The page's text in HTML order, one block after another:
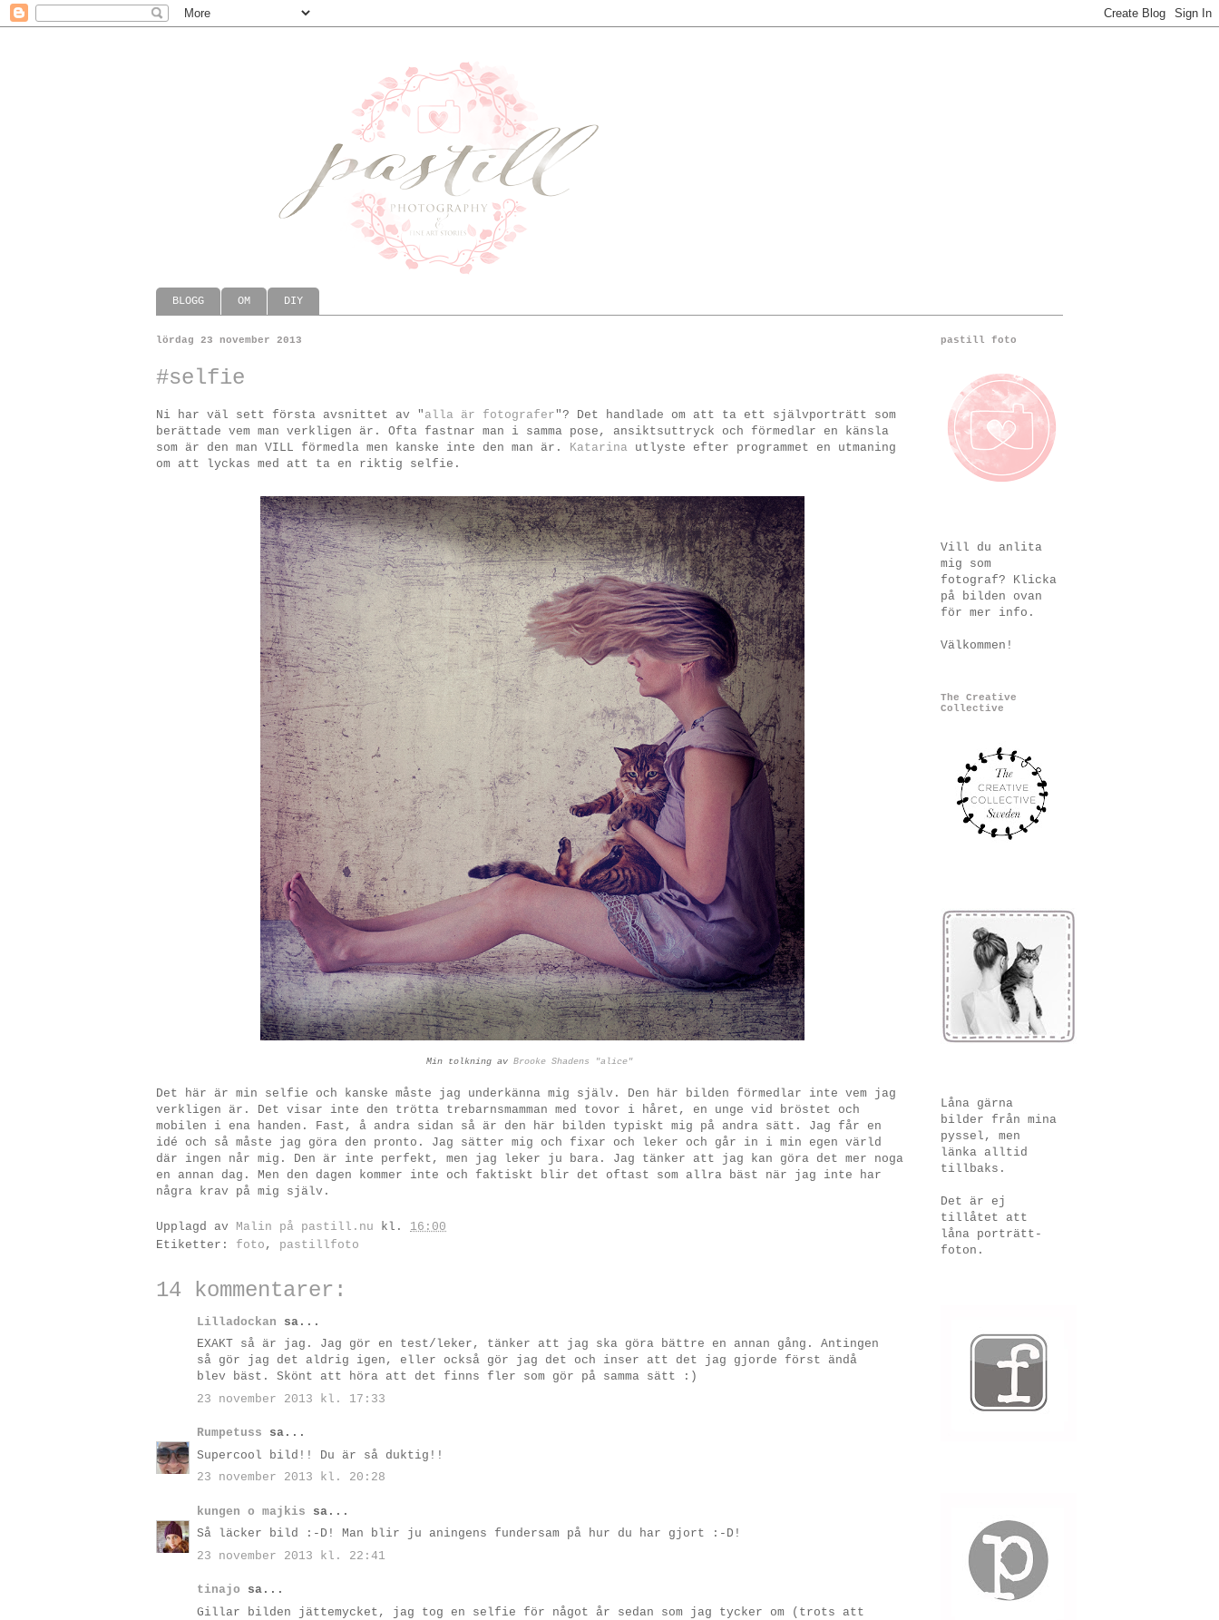
BLOGG OM DIY
lördag 23 november 2013
#selfie
Ni har väl sett första avsnittet av " alla är fotografer "? Det handlade om att ta ett självporträtt som
berättade vem man verkligen är. Ofta fastnar man i samma pose, ansiktsuttryck och förmedlar en känsla
som är den man VILL förmedla men kanske inte den man är. Katarina utlyste efter programmet en utmaning
om att lyckas med att ta en riktig selfie.
Min tolkning av Brooke Shadens "alice"
Det här är min selfie och kanske måste jag underkänna mig själv. Den här bilden förmedlar inte vem jag
verkligen är. Det visar inte den trötta trebarnsmamman med tovor i håret, en unge vid bröstet och
mobilen i ena handen. Fast, å andra sidan så är den här bilden typiskt mig på andra sätt. Jag får en
idé och så måste jag göra den pronto. Jag sätter mig och fixar och leker och går in i min egen värld
där ingen når mig. Den är inte perfekt, men jag leker ju bara. Jag tänker att jag kan göra det mer noga
en annan dag. Men den dagen kommer inte och faktiskt blir det oftast som allra bäst när jag inte har
några krav på mig själv.
Upplagd av Malin på pastill.nu kl. 16:00
Etiketter: foto , pastillfoto
14 kommentarer:
Lilladockan sa...
EXAKT så är jag. Jag gör en test/leker, tänker att jag ska göra bättre en annan gång. Antingen
så gör jag det aldrig igen, eller också gör jag det och inser att det jag gjorde först ändå
blev bäst. Skönt att höra att det finns fler som gör på samma sätt :)
23 november 2013 kl. 17:33
Rumpetuss sa...
Supercool bild!! Du är så duktig!!
23 november 2013 kl. 20:28
kungen o majkis sa...
Så läcker bild :-D! Man blir ju aningens fundersam på hur du har gjort :-D!
23 november 2013 kl. 22:41
tinajo sa...
Gillar bilden jättemycket, jag tog en selfie för något år sedan som jag tycker om (trots att
pastill foto
Vill du anlita
mig som
fotograf? Klicka
på bilden ovan
för mer info.
Välkommen!
The Creative
Collective
Låna gärna
bilder från mina
pyssel, men
länka alltid
tillbaks.
Det är ej
tillåtet att
låna porträtt-
foton.